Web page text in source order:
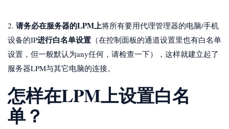
2. 请务必在服务器的LPM上将所有要用代理管理器的电脑/手机
设备的IP进行白名单设置 （在控制面板的通道设置里也有白名单
设置，但一般默认为any任何，请检查一下），这样就建立起了
服务器LPM与其它电脑的连接。
怎样在LPM上设置白名
单？